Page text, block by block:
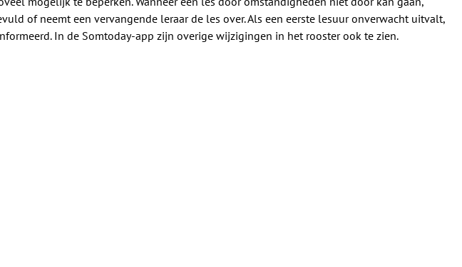
of neemt een vervangende leraar de les over. Als een eerste lesuur onverwacht uitvalt,
In de Somtoday-app zijn overige wijzigingen in het rooster ook te zien.